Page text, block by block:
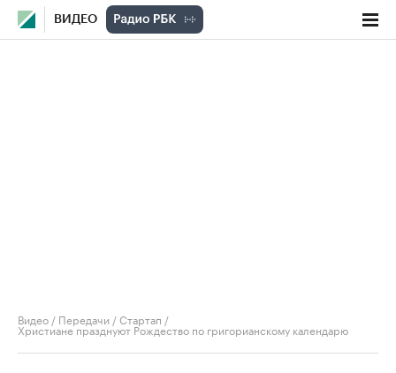
ВИДЕО
Видео / Передачи /Стартап /
Христиане празднуют Рождество по григорианскому календарю